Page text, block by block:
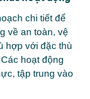
chi tiết để
về an toàn, vệ
hợp với đặc thù
hoạt động
tập trung vào